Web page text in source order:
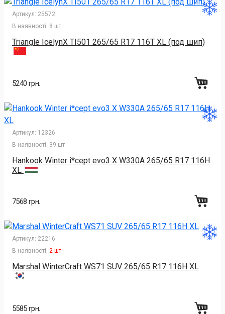
Артикул: 25572
В наявності: 8 шт
Triangle IcelynX TI501 265/65 R17 116T XL (под шип)
5240 грн.
Артикул: 12326
В наявності: 39 шт
Hankook Winter i*cept evo3 X W330A 265/65 R17 116H
XL
7568 грн.
Артикул: 22216
В наявності: 2 шт
Marshal WinterCraft WS71 SUV 265/65 R17 116H XL
5585 грн.